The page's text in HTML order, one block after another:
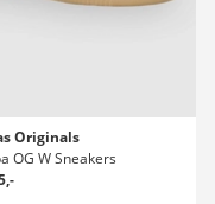
Originals
OG W Sneakers